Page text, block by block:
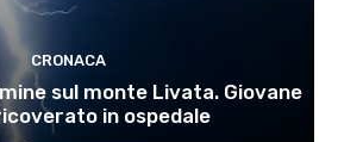
CRONACA
sul monte Livata. Giovane
in ospedale